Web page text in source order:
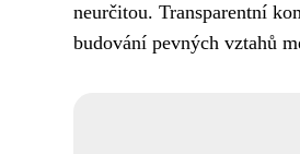
neurčitou. Transparentní
budování pevných vztahů